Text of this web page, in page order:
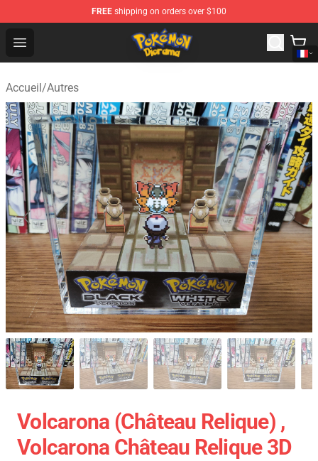
FREE shipping on orders over $100
Open menu
Pokemon Diorama Shop - The Best Store of Pokemon
Accueil/Autres
Volcarona (Château Relique) ,
Volcarona Château Relique 3D